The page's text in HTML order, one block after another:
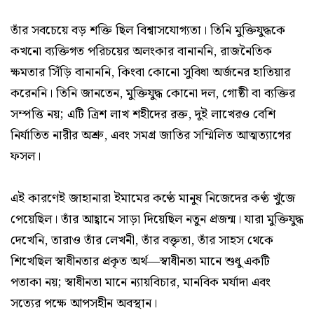
তাঁর সবচেয়ে বড় শক্তি ছিল বিশ্বাসযোগ্যতা। তিনি মুক্তিযুদ্ধকে
কখনো ব্যক্তিগত পরিচয়ের অলংকার বানাননি, রাজনৈতিক
ক্ষমতার সিঁড়ি বানাননি, কিংবা কোনো সুবিধা অর্জনের হাতিয়ার
করেননি। তিনি জানতেন, মুক্তিযুদ্ধ কোনো দল, গোষ্ঠী বা ব্যক্তির
সম্পত্তি নয়; এটি ত্রিশ লাখ শহীদের রক্ত, দুই লাখেরও বেশি
নির্যাতিত নারীর অশ্রু, এবং সমগ্র জাতির সম্মিলিত আত্মত্যাগের
ফসল।
এই কারণেই জাহানারা ইমামের কণ্ঠে মানুষ নিজেদের কণ্ঠ খুঁজে
পেয়েছিল। তাঁর আহ্বানে সাড়া দিয়েছিল নতুন প্রজন্ম। যারা মুক্তিযুদ্ধ
দেখেনি, তারাও তাঁর লেখনী, তাঁর বক্তৃতা, তাঁর সাহস থেকে
শিখেছিল স্বাধীনতার প্রকৃত অর্থ—স্বাধীনতা মানে শুধু একটি
পতাকা নয়; স্বাধীনতা মানে ন্যায়বিচার, মানবিক মর্যাদা এবং
সত্যের পক্ষে আপসহীন অবস্থান।